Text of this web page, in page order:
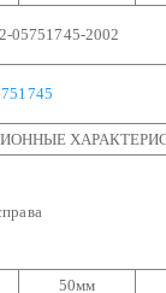
05751745-2002
50мм